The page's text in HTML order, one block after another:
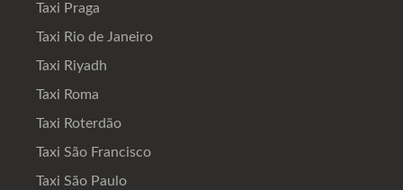
Taxi Praga
Taxi Rio de Janeiro
Taxi Riyadh
Taxi Roma
Taxi Roterdão
Taxi São Francisco
Taxi São Paulo